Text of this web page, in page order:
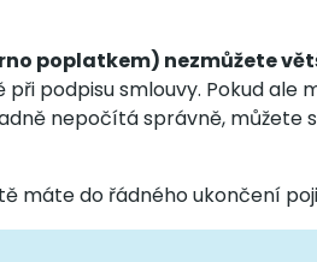
poplatkem) nezmůžete
podpisu smlouvy. Pokud ale
nepočítá správně, můžete
máte do řádného ukončení